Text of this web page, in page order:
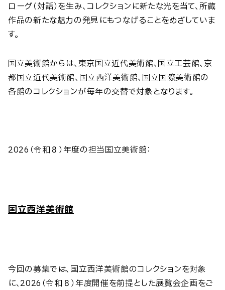
ローグ（対話）を生み、コレクションに新たな光を当て、所蔵
作品の新たな魅力の発見にもつなげることをめざしていま
す。
国立美術館からは、東京国立近代美術館、国立工芸館、京
都国立近代美術館、国立西洋美術館、国立国際美術館の
各館のコレクションが毎年の交替で対象となります。
2026（令和８）年度の担当国立美術館：
国立西洋美術館
今回の募集では、国立西洋美術館のコレクションを対象
に、2026（令和８）年度開催を前提とした展覧会企画をご